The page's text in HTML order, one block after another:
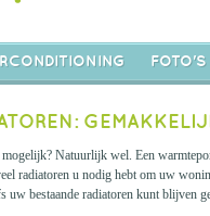
FOTO'S
Natuurlijk wel. Een
radiatoren u nodig hebt om uw
uw bestaande radiatoren kunt blijven